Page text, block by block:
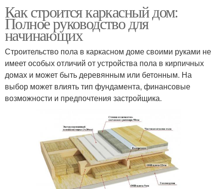
Как строится каркасный дом:
Полное руководство для
начинающих
Строительство пола в каркасном доме своими руками не
имеет особых отличий от устройства пола в кирпичных
домах и может быть деревянным или бетонным. На
выбор может влиять тип фундамента, финансовые
возможности и предпочтения застройщика.